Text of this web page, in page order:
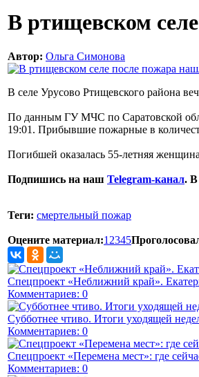
В ртищевском
Автор: Ольга Симонова
В селе Урусово Ртищевского района
По данным ГУ МЧС по Саратовской
19:01. Прибывшие пожарные в
Погибшей оказалась 55-летняя
Подпишись на наш Telegram-канал. В
Теги: смертельный пожар
Оцените материал:1 2345
Спецпроект «Неближний край».
Комментариев: 0
Субботнее чтиво. Итоги уходящей
Комментариев: 0
Спецпроект «Перемена мест»: где
Комментариев: 0